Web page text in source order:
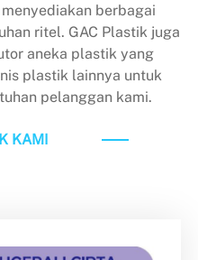
berbagai
ritel. GAC Plastik juga
aneka plastik yang
plastik lainnya untuk
pelanggan kami.
KAMI